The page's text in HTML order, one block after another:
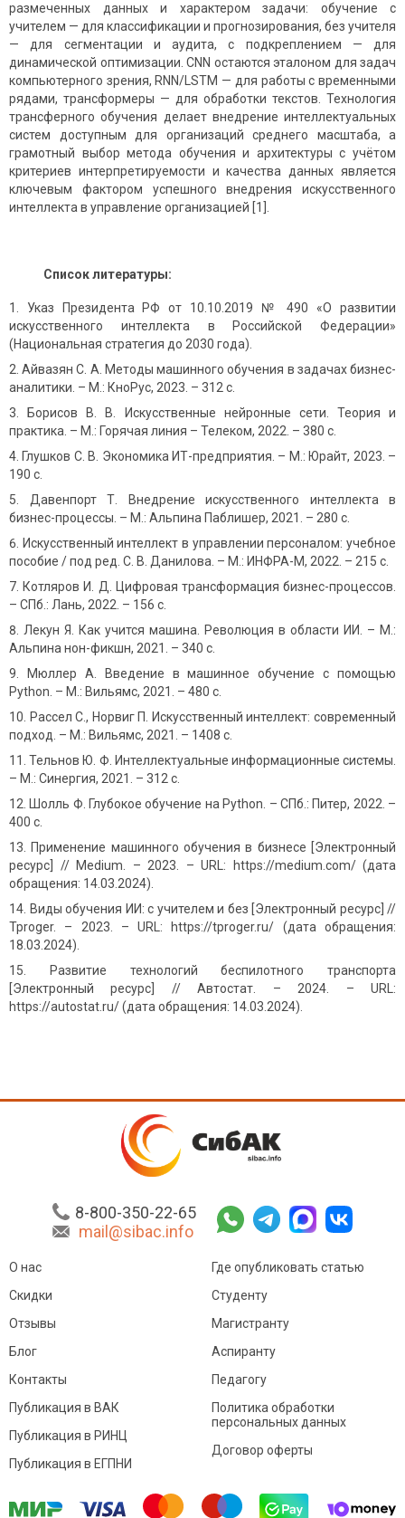
размеченных данных и характером задачи: обучение с
учителем — для классификации и прогнозирования, без учителя
— для сегментации и аудита, с подкреплением — для
динамической оптимизации. CNN остаются эталоном для задач
компьютерного зрения, RNN/LSTM — для работы с временными
рядами, трансформеры — для обработки текстов. Технология
трансферного обучения делает внедрение интеллектуальных
систем доступным для организаций среднего масштаба, а
грамотный выбор метода обучения и архитектуры с учётом
критериев интерпретируемости и качества данных является
ключевым фактором успешного внедрения искусственного
интеллекта в управление организацией [1].
Список литературы:
Указ Президента РФ от 10.10.2019 № 490 «О развитии
искусственного интеллекта в Российской Федерации»
(Национальная стратегия до 2030 года).
Айвазян С. А. Методы машинного обучения в задачах бизнес-
аналитики. – М.: КноРус, 2023. – 312 с.
Борисов В. В. Искусственные нейронные сети. Теория и
практика. – М.: Горячая линия – Телеком, 2022. – 380 с.
Глушков С. В. Экономика ИТ-предприятия. – М.: Юрайт, 2023. –
190 с.
Давенпорт Т. Внедрение искусственного интеллекта в
бизнес-процессы. – М.: Альпина Паблишер, 2021. – 280 с.
Искусственный интеллект в управлении персоналом: учебное
пособие / под ред. С. В. Данилова. – М.: ИНФРА-М, 2022. – 215 с.
Котляров И. Д. Цифровая трансформация бизнес-процессов.
– СПб.: Лань, 2022. – 156 с.
Лекун Я. Как учится машина. Революция в области ИИ. – М.:
Альпина нон-фикшн, 2021. – 340 с.
Мюллер А. Введение в машинное обучение с помощью
Python. – М.: Вильямс, 2021. – 480 с.
Рассел С., Норвиг П. Искусственный интеллект: современный
подход. – М.: Вильямс, 2021. – 1408 с.
Тельнов Ю. Ф. Интеллектуальные информационные системы.
– М.: Синергия, 2021. – 312 с.
Шолль Ф. Глубокое обучение на Python. – СПб.: Питер, 2022. –
400 с.
Применение машинного обучения в бизнесе [Электронный
ресурс] // Medium. – 2023. – URL: https://medium.com/ (дата
обращения: 14.03.2024).
Виды обучения ИИ: с учителем и без [Электронный ресурс] //
Tproger. – 2023. – URL: https://tproger.ru/ (дата обращения:
18.03.2024).
Развитие технологий беспилотного транспорта
[Электронный ресурс] // Автостат. – 2024. – URL:
https://autostat.ru/ (дата обращения: 14.03.2024).
8-800-350-22-65
mail@sibac.info
О нас
Скидки
Отзывы
Блог
Контакты
Где опубликовать статью
Студенту
Магистранту
Аспиранту
Педагогу
Публикация в ВАК
Публикация в РИНЦ
Публикация в ЕГПНИ
Политика обработки
персональных данных
Договор оферты